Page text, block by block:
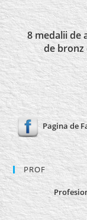
8 medalii de
de
Pagina de
PROF